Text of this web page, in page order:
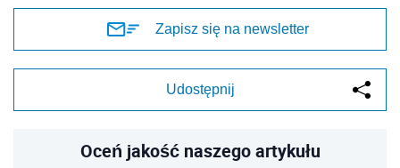
Zapisz się na newsletter
Udostępnij
Oceń jakość naszego artykułu